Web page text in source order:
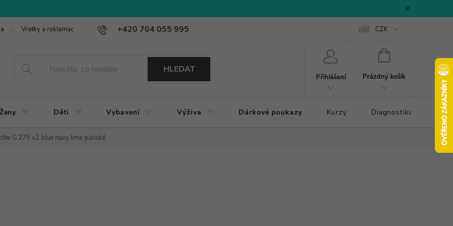
+420 704 055 995
Vratky a reklamace CZK
HLEDAT
Přihlášení
NÁKUPNÍ
Prázdný košík
Ženy Děti Vybavení Výživa Dárkové poukazy Kurzy Diagnostika došlapu
G 275 v2 blue navy lime pánské